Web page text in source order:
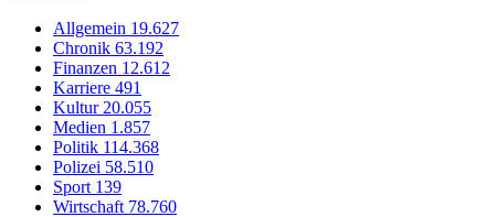
Allgemein 19.627
Chronik 63.192
Finanzen 12.612
Karriere 491
Kultur 20.055
Medien 1.857
Politik 114.368
Polizei 58.510
Sport 139
Wirtschaft 78.760